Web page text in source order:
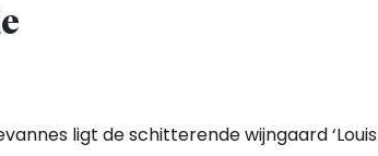
ligt de schitterende wijngaard ‘Louis